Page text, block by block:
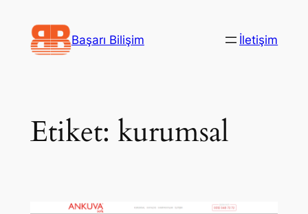
Başarı Bilişim İletişim
Etiket: kurumsal